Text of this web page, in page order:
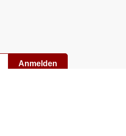
Anmelden